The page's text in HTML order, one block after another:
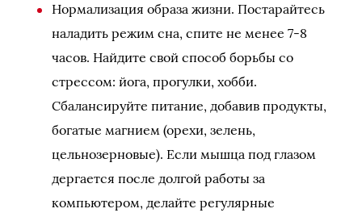
Нормализация образа жизни. Постарайтесь
наладить режим сна, спите не менее 7-8
часов. Найдите свой способ борьбы со
стрессом: йога, прогулки, хобби.
Сбалансируйте питание, добавив продукты,
богатые магнием (орехи, зелень,
цельнозерновые). Если мышца под глазом
дергается после долгой работы за
компьютером, делайте регулярные